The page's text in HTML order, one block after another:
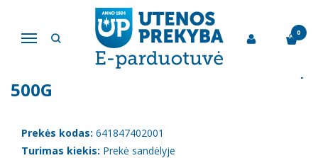
Navigacija
0
Kava, kakava ir arbata
Malta kava "Paulig President", 500g
MALTA KAVA "PAULIG PRESIDENT",
500G
Prekės kodas: 641847402001
Turimas kiekis: Prekė sandėlyje